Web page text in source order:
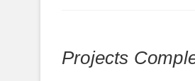
Projects